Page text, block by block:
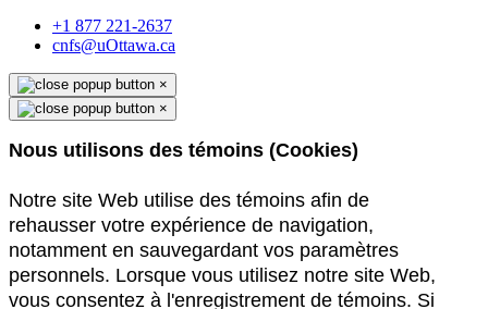
+1 877 221-2637
cnfs@uOttawa.ca
×
×
Nous utilisons des témoins (Cookies)
Notre site Web utilise des témoins afin de
rehausser votre expérience de navigation,
notamment en sauvegardant vos paramètres
personnels. Lorsque vous utilisez notre site Web,
vous consentez à l'enregistrement de témoins. Si